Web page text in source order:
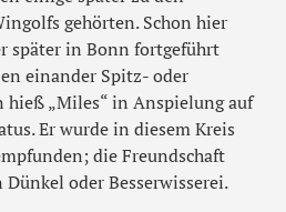
gehörten. Schon hier
später in Bonn fortgeführt
einander Spitz- oder
hieß „Miles“ in Anspielung auf
Er wurde in diesem Kreis
die Freundschaft
oder Besserwisserei.